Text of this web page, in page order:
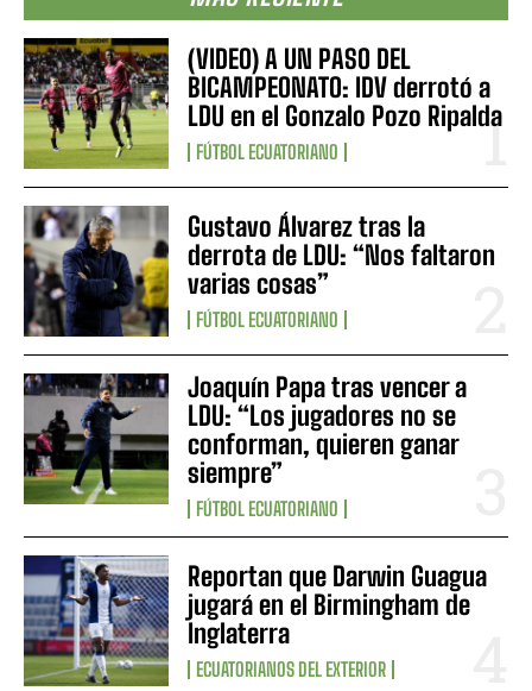
(VIDEO) A UN PASO DEL
BICAMPEONATO: IDV derrotó a
LDU en el Gonzalo Pozo Ripalda
FÚTBOL ECUATORIANO
Gustavo Álvarez tras la
derrota de LDU: “Nos faltaron
varias cosas”
FÚTBOL ECUATORIANO
Joaquín Papa tras vencer a
LDU: “Los jugadores no se
conforman, quieren ganar
siempre”
FÚTBOL ECUATORIANO
Reportan que Darwin Guagua
jugará en el Birmingham de
Inglaterra
ECUATORIANOS DEL EXTERIOR